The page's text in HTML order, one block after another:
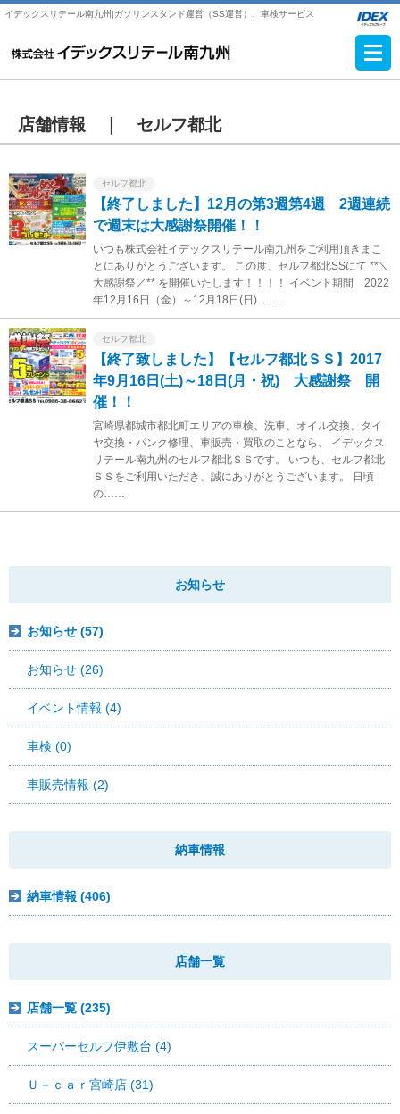
イデックスリテール南九州|ガソリンスタンド運営（SS運営）、車検サービス
店舗情報 ｜ セルフ都北
セルフ都北
【終了しました】12月の第3週第4週 2週連続
で週末は大感謝祭開催！！
いつも株式会社イデックスリテール南九州をご利用頂きまこ
とにありがとうございます。 この度、セルフ都北SSにて **＼
大感謝祭／** を開催いたします！！！！ イベント期間 2022
年12月16日（金）～12月18日(日) ……
セルフ都北
【終了致しました】【セルフ都北ＳＳ】2017
年9月16日(土)～18日(月・祝) 大感謝祭 開
催！！
宮崎県都城市都北町エリアの車検、洗車、オイル交換、タイ
ヤ交換・パンク修理、車販売・買取のことなら、 イデックス
リテール南九州のセルフ都北ＳＳです。 いつも、セルフ都北
ＳＳをご利用いただき、誠にありがとうございます。 日頃
の……
お知らせ
お知らせ (57)
お知らせ (26)
イベント情報 (4)
車検 (0)
車販売情報 (2)
納車情報
納車情報 (406)
店舗一覧
店舗一覧 (235)
スーパーセルフ伊敷台 (4)
Ｕ－ｃａｒ宮崎店 (31)